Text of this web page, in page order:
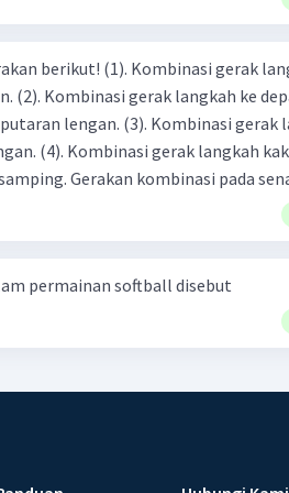
gerak langkah biasa dengan
gerak langkah ke samping
samping dan
irama ditunjukkan
permainan softball disebut